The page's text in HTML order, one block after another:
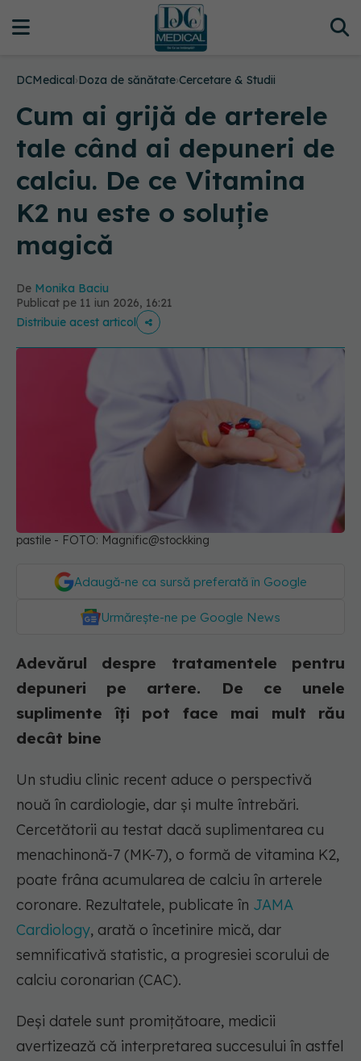
DCMedical›Doza de sănătate›Cercetare & Studii
Cum ai grijă de arterele
tale când ai depuneri de
calciu. De ce Vitamina
K2 nu este o soluție
magică
De Monika Baciu
Publicat pe 11 iun 2026, 16:21
Distribuie acest articol
pastile - FOTO: Magnific@stockking
Adaugă-ne ca sursă preferată în Google
Urmărește-ne pe Google News
Adevărul despre tratamentele pentru
depuneri pe artere. De ce unele
suplimente îți pot face mai mult rău
decât bine
Un studiu clinic recent aduce o perspectivă
nouă în cardiologie, dar și multe întrebări.
Cercetătorii au testat dacă suplimentarea cu
menachinonă-7 (MK-7), o formă de vitamina K2,
poate frâna acumularea de calciu în arterele
coronare. Rezultatele, publicate în JAMA
Cardiology, arată o încetinire mică, dar
semnificativă statistic, a progresiei scorului de
calciu coronarian (CAC).
Deși datele sunt promițătoare, medicii
avertizează că interpretarea succesului în astfel